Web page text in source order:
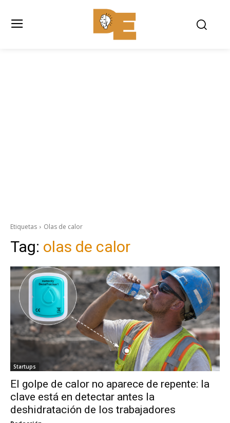
Etiquetas Olas de calor
Tag: olas de calor
Startups
El golpe de calor no aparece de repente: la
clave está en detectar antes la
deshidratación de los trabajadores